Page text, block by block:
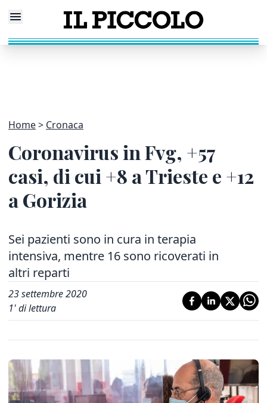
Home Cronaca
Coronavirus in Fvg, +57
casi, di cui +8 a Trieste e +12
a Gorizia
Sei pazienti sono in cura in terapia
intensiva, mentre 16 sono ricoverati in
altri reparti
23 settembre 2020
1' di lettura